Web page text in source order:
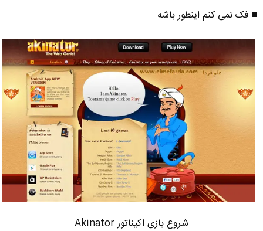
■ فک نمی کنم اینطور باشه
شروع بازی اکیناتور Akinator